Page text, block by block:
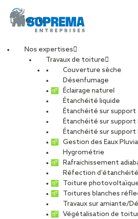
Menu
Nos expertises
Travaux de toiture
Couverture sèche
Désenfumage
Éclairage naturel
Étanchéité liquide
Étanchéité sur support
Étanchéité sur
Étanchéité sur support
Gestion des Eaux
Hygrométrie
Rafraichissement
Réfection d’étanchéité
Toiture
Toitures blanches
Travaux sur amiante/
Végétalisation de
PARTAGER